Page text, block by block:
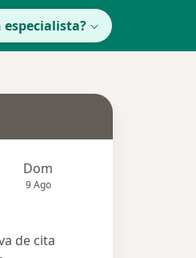
especialista?
Dom
9 Ago
de cita